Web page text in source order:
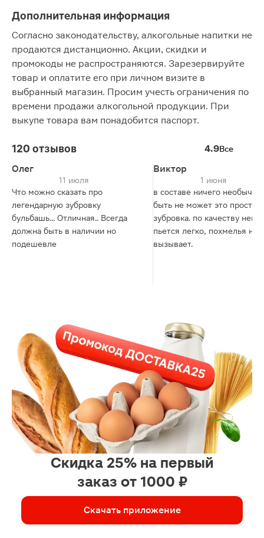
Дополнительная информация
Согласно законодательству, алкогольные напитки не
продаются дистанционно. Акции, скидки и
промокоды не распространяются. Зарезервируйте
товар и оплатите его при личном визите в
выбранный магазин. Просим учесть ограничения по
времени продажи алкогольной продукции. При
выкупе товара вам понадобится паспорт.
120 отзывов 4.9Все
Олег
11 июля
Что можно сказать про
легендарную зубровку
бульбашь... Отличная.. Всегда
должна быть в наличии но
подешевле
Виктор
1 июня
в составе ничего
быть не может это просто
зубровка. по качеству
пьется легко, похмелья не
вызывает.
Скидка 25% на первый
заказ от 1000 ₽
Скачать приложение